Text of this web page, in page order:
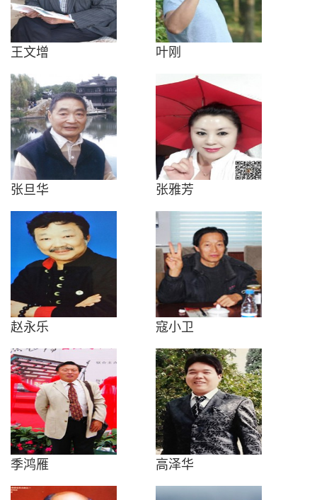
王文增 叶刚
张旦华 张雅芳
赵永乐 寇小卫
季鸿雁 高泽华